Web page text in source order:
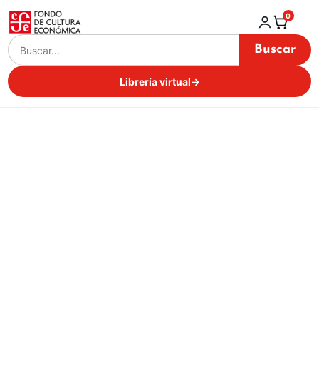
Buscar
Librería virtual→
0